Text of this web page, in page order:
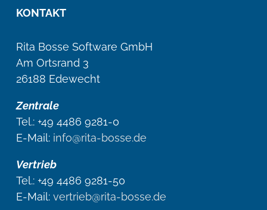
KONTAKT
Rita Bosse Software GmbH
Am Ortsrand 3
26188 Edewecht
Zentrale
Tel.: +49 4486 9281-0
E-Mail: info@rita-bosse.de
Vertrieb
Tel.: +49 4486 9281-50
E-Mail: vertrieb@rita-bosse.de